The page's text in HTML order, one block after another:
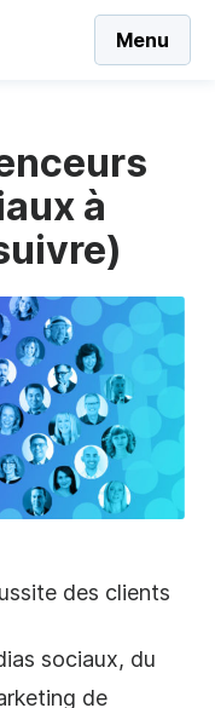
Menu
à
des clients
sociaux, du
de